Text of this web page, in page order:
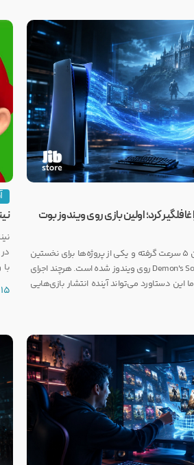
استیشن ۵ همه را غافلگیر کرد؛ اولین بازی روی ویندوز بوت
پیشرفت شبیه‌سازهای پلی استیشن ۵ سرعت گرفته و یکی از پروژه‌ها برای نخستین
بار موفق به بوت بازی Demon's Souls Remake روی ویندوز شده است. هرچند اجرای
دستاورد می‌تواند آینده انتشار بازی‌هایی
15 مرداد 1405